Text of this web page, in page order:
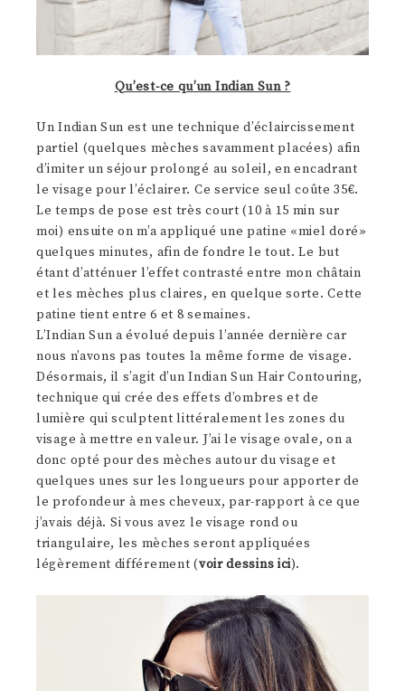
Qu’est-ce qu’un Indian Sun ?
Un Indian Sun est une technique d’éclaircissement
partiel (quelques mèches savamment placées) afin
d’imiter un séjour prolongé au soleil, en encadrant
le visage pour l’éclairer. Ce service seul coûte 35€.
Le temps de pose est très court (10 à 15 min sur
moi) ensuite on m’a appliqué une patine «miel doré»
quelques minutes, afin de fondre le tout. Le but
étant d’atténuer l’effet contrasté entre mon châtain
et les mèches plus claires, en quelque sorte. Cette
patine tient entre 6 et 8 semaines.
L’Indian Sun a évolué depuis l’année dernière car
nous n’avons pas toutes la même forme de visage.
Désormais, il s’agit d’un Indian Sun Hair Contouring,
technique qui crée des effets d’ombres et de
lumière qui sculptent littéralement les zones du
visage à mettre en valeur. J’ai le visage ovale, on a
donc opté pour des mèches autour du visage et
quelques unes sur les longueurs pour apporter de
le profondeur à mes cheveux, par-rapport à ce que
j’avais déjà. Si vous avez le visage rond ou
triangulaire, les mèches seront appliquées
légèrement différement (voir dessins ici).